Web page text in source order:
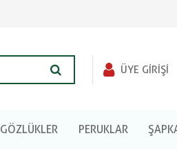
ÜYE GIRIŞI
GÖZLÜKLER PERUKLAR